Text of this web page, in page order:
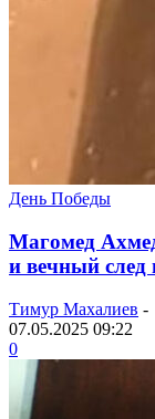
День Победы
Магомед
и вечный след
Тимур Махалиев -
07.05.2025 09:22
0